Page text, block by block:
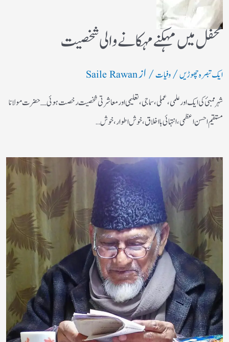
محفل میں مہکنے مہکانے والی شخصیت
ایک تبصرہ چھوڑیں/وفیات/ ازSaile Rawan
شہر ممبئ کی ایک اور علمی، عملی، سماجی، تعلیمی اور معاشرتی شخصیت رخصت ہوئی ـ حضرت مولانا
مستقیم احسن اعظمی، انتہائی بااخلاق، خوش اطوار، خوش…